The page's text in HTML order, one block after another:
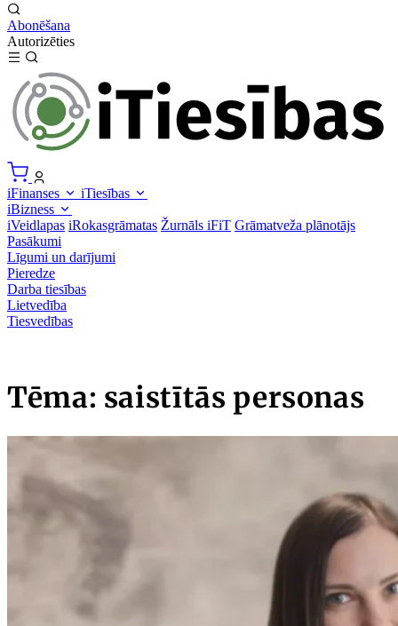
Abonēšana
Autorizēties
iFinanses
iTiesības
iBizness
iVeidlapas iRokasgrāmatas Žurnāls iFiT Grāmatveža plānotājs
Pasākumi
Līgumi un darījumi
Pieredze
Darba tiesības
Lietvedība
Tiesvedības
Tēma: saistītās personas